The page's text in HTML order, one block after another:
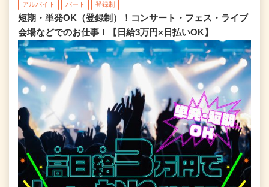
アルバイト パート 登録制
短期・単発OK（登録制）！コンサート・フェス・ライブ
会場などでのお仕事！【日給3万円×日払いOK】